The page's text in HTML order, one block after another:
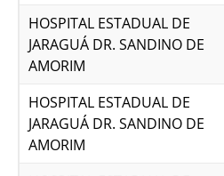
HOSPITAL ESTADUAL DE
JARAGUÁ DR. SANDINO DE
AMORIM
HOSPITAL ESTADUAL DE
JARAGUÁ DR. SANDINO DE
AMORIM